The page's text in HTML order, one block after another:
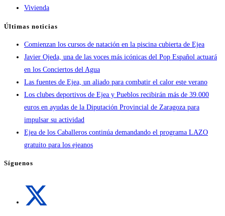
Vivienda
Últimas noticias
Comienzan los cursos de natación en la piscina cubierta de Ejea
Javier Ojeda, una de las voces más icónicas del Pop Español actuará
en los Conciertos del Agua
Las fuentes de Ejea, un aliado para combatir el calor este verano
Los clubes deportivos de Ejea y Pueblos recibirán más de 39.000
euros en ayudas de la Diputación Provincial de Zaragoza para
impulsar su actividad
Ejea de los Caballeros continúa demandando el programa LAZO
gratuito para los ejeanos
Síguenos